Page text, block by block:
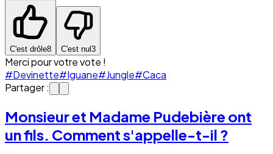
C'est drôle8 C'est nul3
Merci pour votre vote !
#Devinette#Iguane#Jungle#Caca
Partager :
Monsieur et Madame Pudebière ont
un fils. Comment s'appelle-t-il ?